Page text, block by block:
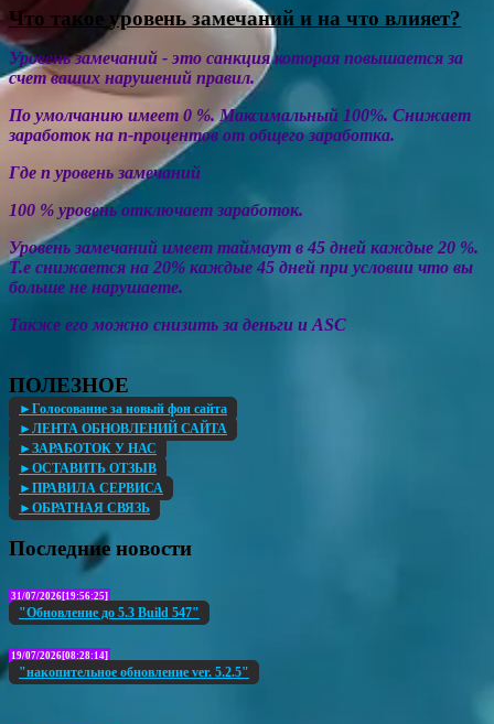
Что такое уровень замечаний и на что влияет?
Уровень замечаний - это санкция которая повышается за
счет ваших нарушений правил.
По умолчанию имеет 0 %. Максимальный 100%. Снижает
заработок на n-процентов от общего заработка.
Где n уровень замечаний
100 % уровень отключает заработок.
Уровень замечаний имеет таймаут в 45 дней каждые 20 %.
Т.е снижается на 20% каждые 45 дней при условии что вы
больше не нарушаете.
Также его можно снизить за деньги и ASC
ПОЛЕЗНОЕ
►Голосование за новый фон сайта
►ЛЕНТА ОБНОВЛЕНИЙ САЙТА
►ЗАРАБОТОК У НАС
►ОСТАВИТЬ ОТЗЫВ
►ПРАВИЛА СЕРВИСА
►ОБРАТНАЯ СВЯЗЬ
Последние новости
31/07/2026[19:56:25]
"Обновление до 5.3 Build 547"
19/07/2026[08:28:14]
"накопительное обновление ver. 5.2.5"